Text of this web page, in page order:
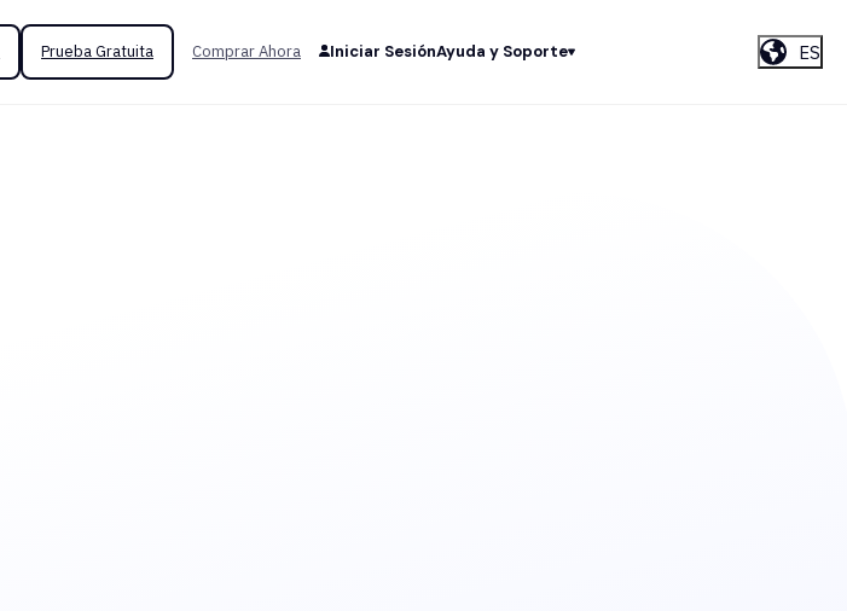
Prueba Gratuita Comprar Ahora Iniciar SesiónAyuda y Soporte ES